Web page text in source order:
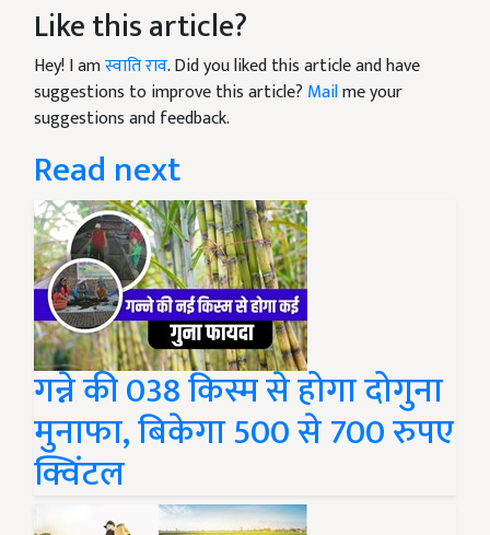
Like this article?
Hey! I amस्वाति राव. Did you liked this article and have
suggestions to improve this article? Mailme your
suggestions and feedback.
Read next
गन्ने की 038 किस्म से होगा दोगुना
मुनाफा, बिकेगा 500 से 700 रुपए
क्विंटल